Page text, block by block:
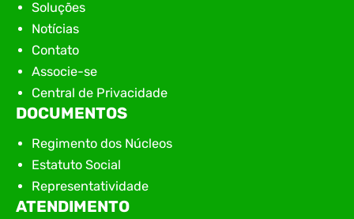
Soluções
Notícias
Contato
Associe-se
Central de Privacidade
DOCUMENTOS
Regimento dos Núcleos
Estatuto Social
Representatividade
ATENDIMENTO